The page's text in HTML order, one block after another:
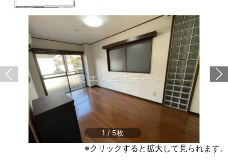
1 / 5
※クリックすると拡大して見られます。